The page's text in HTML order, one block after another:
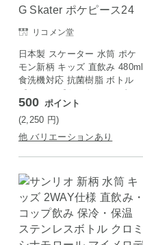
リコメン堂
日本製 スケーター 水筒 ポケ
モン新柄 キッズ 直飲み 480ml
食洗機対応 抗菌樹脂 ボトル
ポケモン ポケットモンスター
ピカチュウ ニャオハ キャラク
ター PSB5SANAG Skater ポ
ケピース24
500 ポイント
(2,250 円)
他 バリエーションあり